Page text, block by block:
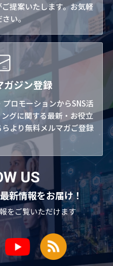
提案いたします。お気軽
さい。
ガジン登録
ロモーションからSNS活
グに関する最新・お役立
より無料メルマガご登録
US
新情報をお届け！
をご覧いただけます